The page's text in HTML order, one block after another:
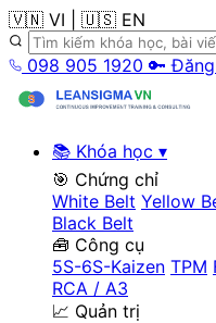
🇻🇳 VI 🇺🇸 EN
098 905 1920 🔑
📚 Khóa học ▾
🎯 Chứng chỉ
White Belt Yellow
Black Belt
🧰 Công cụ
5S-6S-Kaizen TPM
RCA / A3
📈 Quản trị